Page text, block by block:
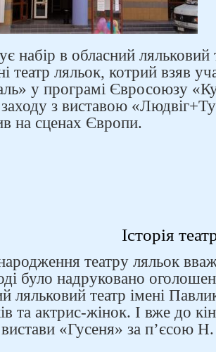
набір в обласний ляльковий
театр ляльок, котрий взяв
у програмі Євросоюзу
з виставою
на сценах Європи.
Історія
театру ляльок
було надруковано
ляльковий театр імені
та актрис-жінок. І вже до
«Гусеня» за п’єсою Н.